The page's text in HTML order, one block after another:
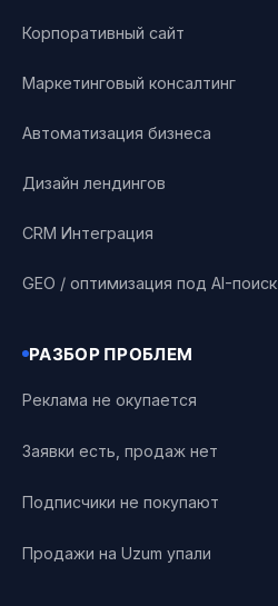
Корпоративный сайт
Маркетинговый консалтинг
Автоматизация бизнеса
Дизайн лендингов
CRM Интеграция
GEO / оптимизация под AI-поиск
РАЗБОР ПРОБЛЕМ
Реклама не окупается
Заявки есть, продаж нет
Подписчики не покупают
Продажи на Uzum упали